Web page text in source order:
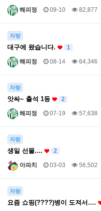
해피정 09-10 82,877
자랑
대구에 왔습니다. 1
해피정 08-14 64,346
자랑
앗싸~ 출석 1등 2
해피정 07-19 57,638
자랑
생일 선물.... 2
아파치 03-03 56,502
자랑
요즘 쇼핑(????️)병이 도져서….